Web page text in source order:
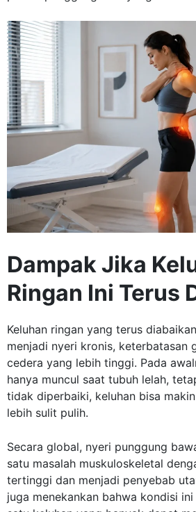
Dampak Jika
Ringan Ini Terus
Keluhan ringan yang terus
menjadi nyeri kronis, keterbatasan
cedera yang lebih tinggi. Pada
hanya muncul saat tubuh lelah,
tidak diperbaiki, keluhan bisa
lebih sulit pulih.
Secara global, nyeri punggung
satu masalah muskuloskeletal
tertinggi dan menjadi penyebab
juga menekankan bahwa kondisi